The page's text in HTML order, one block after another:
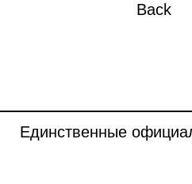
Back
Единственные